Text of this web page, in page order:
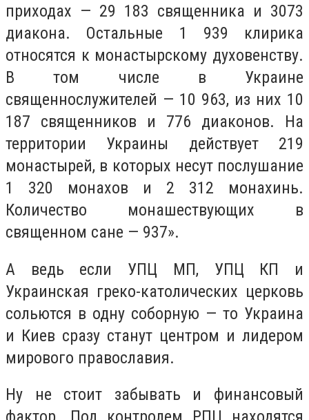
приходах — 29 183 священника и 3073
диакона. Остальные 1 939 клирика
относятся к монастырскому духовенству.
В том числе в Украине
священнослужителей — 10 963, из них 10
187 священников и 776 диаконов. На
территории Украины действует 219
монастырей, в которых несут послушание
1 320 монахов и 2 312 монахинь.
Количество монашествующих в
священном сане — 937».
А ведь если УПЦ МП, УПЦ КП и
Украинская греко-католических церковь
сольются в одну соборную — то Украина
и Киев сразу станут центром и лидером
мирового православия.
Ну не стоит забывать и финансовый